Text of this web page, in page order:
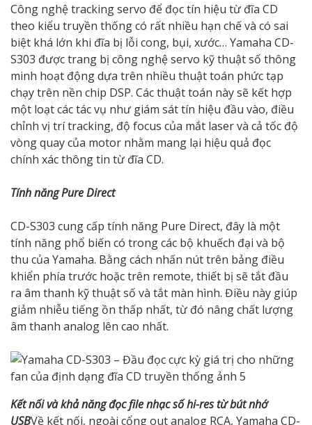
Công nghệ tracking servo để đọc tín hiệu từ đĩa CD
theo kiểu truyền thống có rất nhiều hạn chế và có sai
biệt khá lớn khi đĩa bị lỗi cong, bụi, xước… Yamaha CD-
S303 được trang bị công nghệ servo kỹ thuật số thông
minh hoạt động dựa trên nhiều thuật toán phức tạp
chạy trên nền chip DSP. Các thuật toán này sẽ kết hợp
một loạt các tác vụ như giám sát tín hiệu đầu vào, điều
chỉnh vị trí tracking, độ focus của mắt laser và cả tốc độ
vòng quay của motor nhằm mang lại hiệu quả đọc
chính xác thông tin từ đĩa CD.
Tính năng Pure Direct
CD-S303 cung cấp tính năng Pure Direct, đây là một
tính năng phổ biến có trong các bộ khuếch đại và bộ
thu của Yamaha. Bằng cách nhấn nút trên bảng điều
khiển phía trước hoặc trên remote, thiết bị sẽ tắt đầu
ra âm thanh kỹ thuật số và tắt màn hình. Điều này giúp
giảm nhiễu tiếng ồn thấp nhất, từ đó nâng chất lượng
âm thanh analog lên cao nhất.
Kết nối và khả năng đọc file nhạc số hi-res từ bút nhớ
USBVề kết nối, ngoài cổng out analog RCA, Yamaha CD-